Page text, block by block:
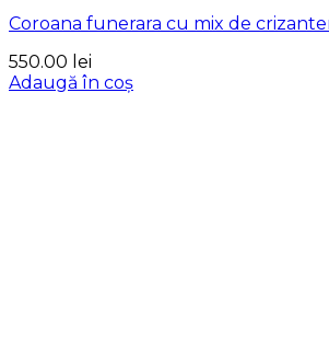
Coroana funerara cu mix de
550.00 lei
Adaugă în coș